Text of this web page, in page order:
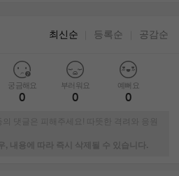
최신순 등록순 공감순
궁금해요
0
부러워요
0
예뻐요
0
댓글은 피해주세요! 따뜻한 격려와 응원
, 내용에 따라 즉시 삭제될 수 있습니다.